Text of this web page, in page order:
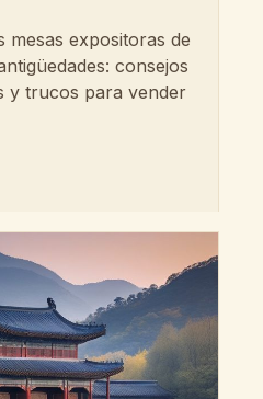
mesas expositoras de
consejos
y trucos para vender